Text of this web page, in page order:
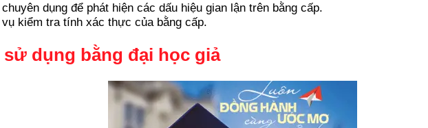
dụng để phát hiện các dấu hiệu gian lận trên bằng cấp.
kiểm tra tính xác thực của bằng cấp.
dụng bằng đại học giả